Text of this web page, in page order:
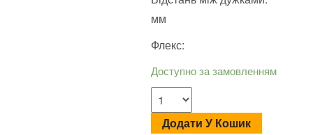
мм
Флекс:
Доступно за замовленням
Додати У Кошик